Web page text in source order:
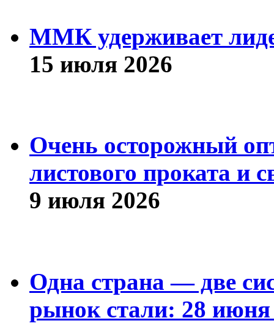
ММК удерживает
15 июля 2026
Очень осторожный
листового проката и
9 июля 2026
Одна страна — две
рынок стали: 28